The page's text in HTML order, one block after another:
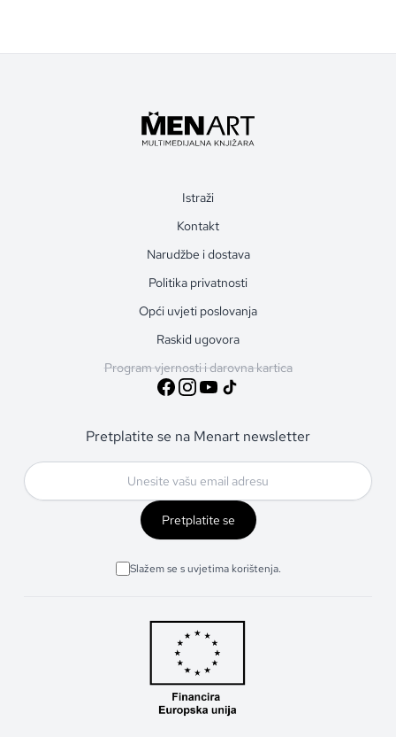
Istraži
Kontakt
Narudžbe i dostava
Politika privatnosti
Opći uvjeti poslovanja
Raskid ugovora
Program vjernosti i darovna kartica
Pretplatite se na Menart newsletter
Pretplatite se
Slažem se s uvjetima korištenja.